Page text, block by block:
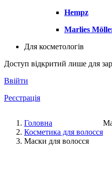
Hempz
Marlies
Для косметологів
Доступ відкритий лише для
Ввійти
Реєстрація
Головна
Косметика для волосся
Маски для волосся